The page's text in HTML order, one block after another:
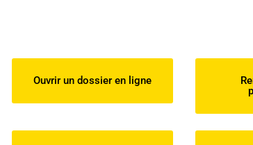
Ouvrir un dossier en ligne